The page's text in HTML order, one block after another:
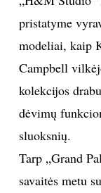
MUZIKA
TEATRAS
FOTOGRAFIJA
MENAS
pristatyme
modeliai, kaip
Campbell
kolekcijos
dėvimų
sluoksnių.
Tarp „Grand
savaitės metu